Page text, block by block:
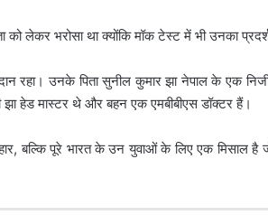
लेकर भरोसा था क्योंकि मॉक टेस्ट में भी उनका
रहा। उनके पिता सुनील कुमार झा नेपाल के एक
हेड मास्टर थे और बहन एक एमबीबीएस डॉक्टर हैं।
बल्कि पूरे भारत के उन युवाओं के लिए एक